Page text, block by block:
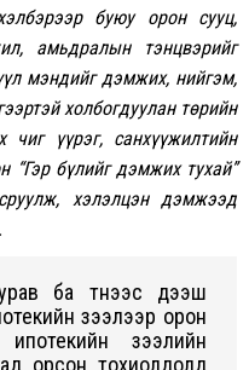
буюу орон сууц,
амьдралын тэнцвэрийг
мэндийг дэмжих, нийгэм,
холбогдуулан төрийн
чиг үүрэг, санхүүжилтийн
“Гэр бүлийг дэмжих тухай”
хэлэлцэн дэмжээд
ба түүнээс дээш
зээлээр орон
зээлийн
орсон тохиолдолд